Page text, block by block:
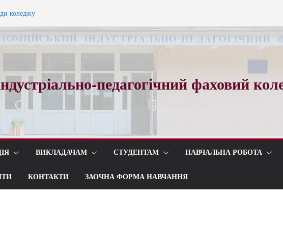
коледжу
вальсу…
педагогічний фаховий
ВИКЛАДАЧАМ СТУДЕНТАМ НАВЧАЛЬНА РОБОТА
КОНТАКТИ ЗАОЧНА ФОРМА НАВЧАННЯ